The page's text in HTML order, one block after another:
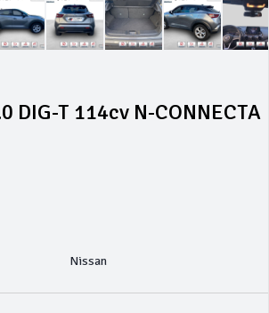
DIG-T 114cv N-CONNECTA
Nissan